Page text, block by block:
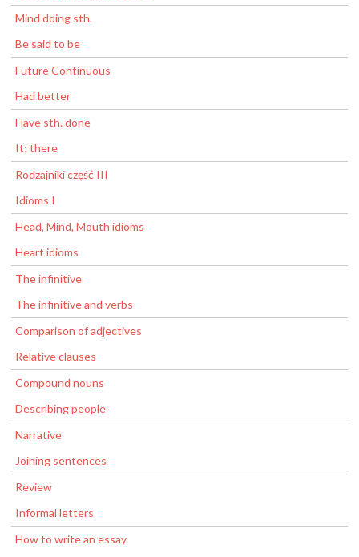
Mind doing sth.
Be said to be
Future Continuous
Had better
Have sth. done
It; there
Rodzajniki część III
Idioms I
Head, Mind, Mouth idioms
Heart idioms
The infinitive
The infinitive and verbs
Comparison of adjectives
Relative clauses
Compound nouns
Describing people
Narrative
Joining sentences
Review
Informal letters
How to write an essay